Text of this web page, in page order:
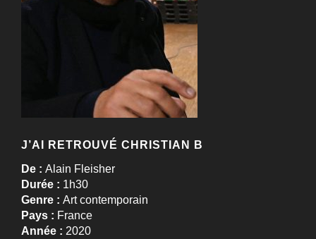
J’AI RETROUVÉ CHRISTIAN B
De : Alain Fleisher
Durée : 1h30
Genre : Art contemporain
Pays : France
Année : 2020